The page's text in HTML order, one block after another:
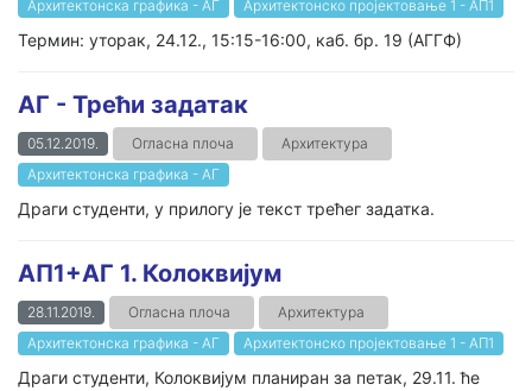
Архитектонска графика - АГ
Архитектонско пројектовање 1 - AП1
Термин: уторак, 24.12., 15:15-16:00, каб. бр. 19 (АГГФ)
АГ - Трећи задатак
05.12.2019. Огласна плоча
Архитектура
Архитектонска графика - АГ
Драги студенти, у прилогу је текст трећег задатка.
АП1+АГ 1. Колоквијум
28.11.2019. Огласна плоча
Архитектура
Архитектонска графика - АГ
Архитектонско пројектовање 1 - AП1
Драги студенти, Колоквијум планиран за петак, 29.11. ће